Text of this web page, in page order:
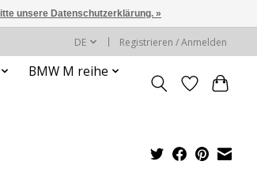
DE Registrieren / Anmelden
BMW M reihe
unsere Datenschutzerklärung. »